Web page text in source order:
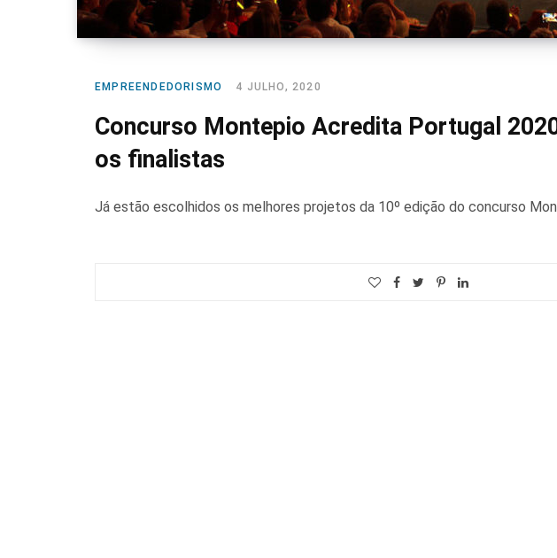
EMPREENDEDORISMO 4 JULHO, 2020
Concurso Montepio Acredita Portugal
os finalistas
Já estão escolhidos os melhores projetos da 10º edição do concurso